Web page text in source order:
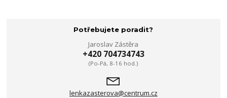
Potřebujete poradit?
Jaroslav Zástěra
+420 704734743
(Po-Pá, 8-16 hod.)
lenkazasterova@centrum.cz